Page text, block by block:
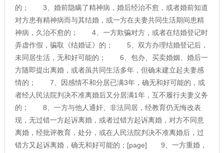
的； 3、婚前隐瞒了精神病，婚后经治不愈，或者婚前知道
对方患有精神病而与其结婚，或一方在夫妻共同生活期间患精
神病，久治不愈的； 4、一方欺骗对方，或者在结婚登记时
弄虚作假，骗取《结婚证》的； 5、双方办理结婚登记后，
未同居生活，无和好可能的； 6、包办、买卖婚姻、婚后一
方随即提出离婚，或者虽共同生活多年，但确未建立起夫妻感
情的； 7、因感情不和分居已满3年，确无和好可能的，或
者经人民法院判决不准离婚后又分居满1年，互不履行夫妻义务
的； 8、一方与他人通奸、非法同居，经教育仍无悔改表
现，无过错一方起诉离婚，或者过错方起诉离婚，对方不同意
离婚，经批评教育，处分，或在人民法院判决不准离婚后，过
错方又起诉离婚，确无和好可能的；[page] 9、一方重婚，